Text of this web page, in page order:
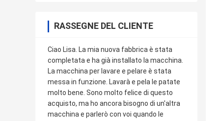
RASSEGNE DEL CLIENTE
Ciao Lisa. La mia nuova fabbrica è stata
completata e ha già installato la macchina.
La macchina per lavare e pelare è stata
messa in funzione. Lavarà e pela le patate
molto bene. Sono molto felice di questo
acquisto, ma ho ancora bisogno di un'altra
macchina e parlerò con voi quando le